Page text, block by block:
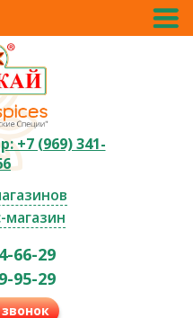
+7 (969) 341-
магазин
66-29
95-29